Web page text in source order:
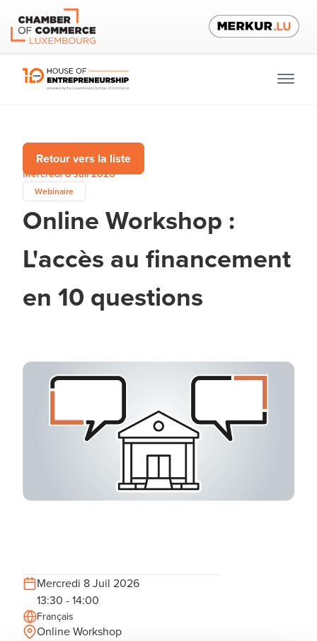
Retour vers la liste
Mercredi 8 Juil 2026
Webinaire
Online Workshop :
L'accès au financement
en 10 questions
Mercredi 8 Juil 2026
13:30 - 14:00
Français
Online Workshop